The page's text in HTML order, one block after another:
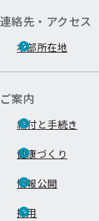
連絡先・アクセス
本部所在地
ご案内
給付と手続き
健康づくり
情報公開
採用